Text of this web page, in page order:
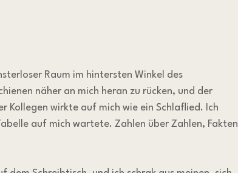
Raum im hintersten Winkel des
näher an mich heran zu rücken, und der
Kollegen wirkte auf mich wie ein Schlaflied. Ich
auf mich wartete. Zahlen über Zahlen, Fakten